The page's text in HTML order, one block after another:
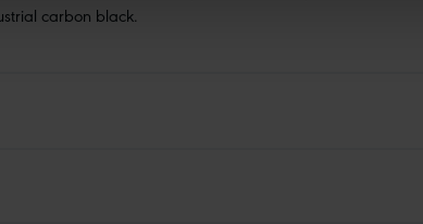
carbon black.